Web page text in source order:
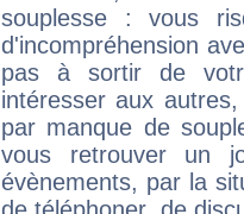
souplesse : vous
d'incompréhension
pas à sortir de
intéresser aux
par manque de
vous retrouver un
évènements, par la